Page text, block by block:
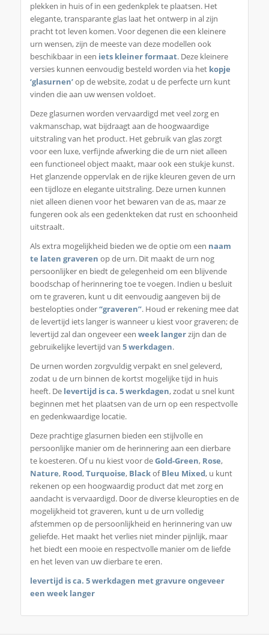
plekken in huis of in een gedenkplek te plaatsen. Het
elegante, transparante glas laat het ontwerp in al zijn
pracht tot leven komen. Voor degenen die een kleinere
urn wensen, zijn de meeste van deze modellen ook
beschikbaar in een iets kleiner formaat. Deze kleinere
versies kunnen eenvoudig besteld worden via het kopje
‘glasurnen’op de website, zodat u de perfecte urn kunt
vinden die aan uw wensen voldoet.
Deze glasurnen worden vervaardigd met veel zorg en
vakmanschap, wat bijdraagt aan de hoogwaardige
uitstraling van het product. Het gebruik van glas zorgt
voor een luxe, verfijnde afwerking die de urn niet alleen
een functioneel object maakt, maar ook een stukje kunst.
Het glanzende oppervlak en de rijke kleuren geven de urn
een tijdloze en elegante uitstraling. Deze urnen kunnen
niet alleen dienen voor het bewaren van de as, maar ze
fungeren ook als een gedenkteken dat rust en schoonheid
uitstraalt.
Als extra mogelijkheid bieden we de optie om een naam
te laten graveren op de urn. Dit maakt de urn nog
persoonlijker en biedt de gelegenheid om een blijvende
boodschap of herinnering toe te voegen. Indien u besluit
om te graveren, kunt u dit eenvoudig aangeven bij de
bestelopties onder“graveren”. Houd er rekening mee dat
de levertijd iets langer is wanneer u kiest voor graveren; de
levertijd zal dan ongeveer een week langerzijn dan de
gebruikelijke levertijd van 5 werkdagen.
De urnen worden zorgvuldig verpakt en snel geleverd,
zodat u de urn binnen de kortst mogelijke tijd in huis
heeft. De levertijd is ca. 5 werkdagen, zodat u snel kunt
beginnen met het plaatsen van de urn op een respectvolle
en gedenkwaardige locatie.
Deze prachtige glasurnen bieden een stijlvolle en
persoonlijke manier om de herinnering aan een dierbare
te koesteren. Of u nu kiest voor deGold-Green, Rose,
Nature, Rood,Turquoise, BlackofBleu Mixed, u kunt
rekenen op een hoogwaardig product dat met zorg en
aandacht is vervaardigd. Door de diverse kleuropties en de
mogelijkheid tot graveren, kunt u de urn volledig
afstemmen op de persoonlijkheid en herinnering van uw
geliefde. Het maakt het verlies niet minder pijnlijk, maar
het biedt een mooie en respectvolle manier om de liefde
en het leven van uw dierbare te eren.
levertijd is ca. 5 werkdagen met gravure ongeveer
een week langer